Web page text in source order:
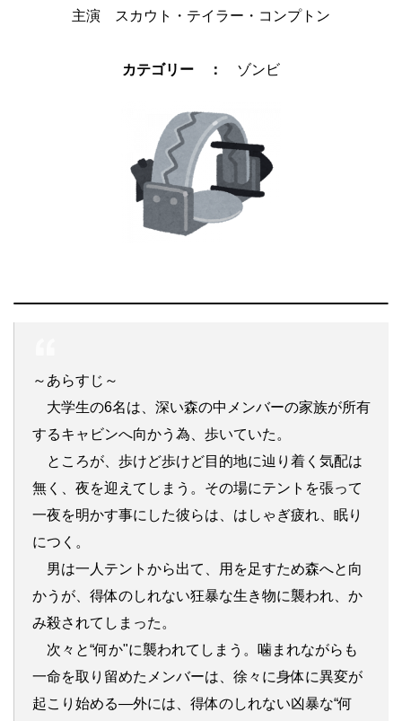
主演 スカウト・テイラー・コンプトン
カテゴリー ： ゾンビ
～あらすじ～
大学生の6名は、深い森の中メンバーの家族が所有
するキャビンへ向かう為、歩いていた。
ところが、歩けど歩けど目的地に辿り着く気配は
無く、夜を迎えてしまう。その場にテントを張って
一夜を明かす事にした彼らは、はしゃぎ疲れ、眠り
につく。
男は一人テントから出て、用を足すため森へと向
かうが、得体のしれない狂暴な生き物に襲われ、か
み殺されてしまった。
次々と“何か"に襲われてしまう。噛まれながらも
一命を取り留めたメンバーは、徐々に身体に異変が
起こり始める―外には、得体のしれない凶暴な“何